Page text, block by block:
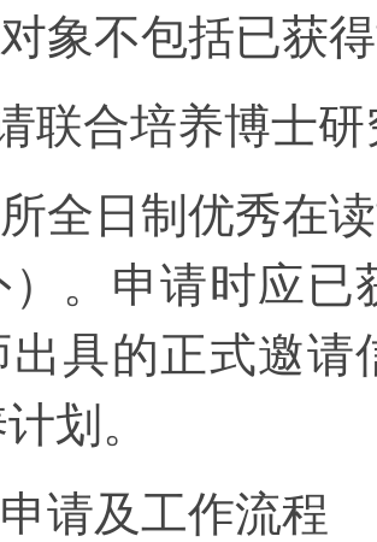
象不包括已获
联合培养博士
全日制优秀在
）。申请时应已
出具的正式邀请
划。
请及工作流程